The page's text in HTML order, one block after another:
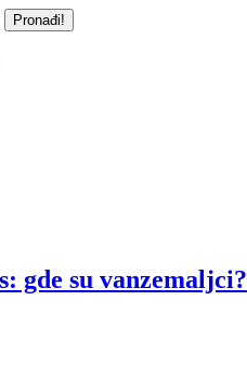
Pronađi!
gde su vanzemaljci?